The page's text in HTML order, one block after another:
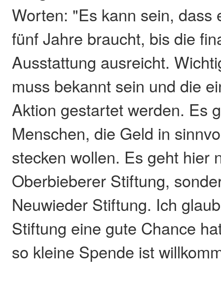
Worten: "Es kann sein, dass
fünf Jahre braucht, bis die
Ausstattung ausreicht.
muss bekannt sein und die
Aktion gestartet werden. Es
Menschen, die Geld in
stecken wollen. Es geht hier
Oberbieberer Stiftung,
Neuwieder Stiftung. Ich
Stiftung eine gute Chance
so kleine Spende ist